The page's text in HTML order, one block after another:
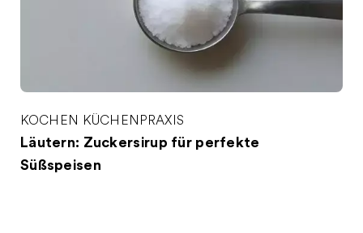
KOCHEN KÜCHENPRAXIS
Läutern: Zuckersirup für perfekte
Süßspeisen